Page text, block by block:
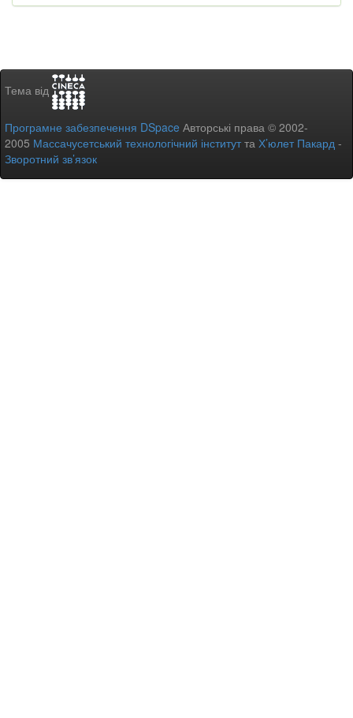
Тема від
Програмне забезпечення DSpace Авторські права © 2002-
2005 Массачусетський технологічний інститутта Х’юлет Пакард -
Зворотний зв’язок